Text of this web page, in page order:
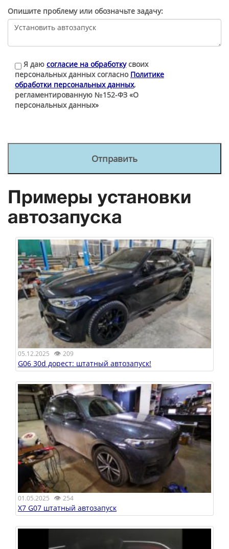
Опишите проблему или обозначьте задачу:
Я даю согласие на обработкусвоих
персональных данных согласно Политике
обработки персональных данных,
регламентированную №152-ФЗ «О
персональных данных»
Примеры установки
автозапуска
05.12.2025 👁 209
G06 30d дорест: штатный автозапуск!
01.05.2025 👁 254
X7 G07 штатный автозапуск